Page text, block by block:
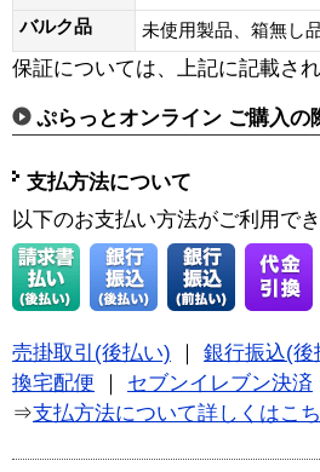
バルク品
未使用製品、箱無
保証については、上記に記載さ
ぷらっとオンライン ご購入の
支払方法について
以下のお支払い方法がご利用で
売掛取引(後払い)
銀行振込(後
換宅配便
セブンイレブン決済
⇒支払方法について詳しくはこ